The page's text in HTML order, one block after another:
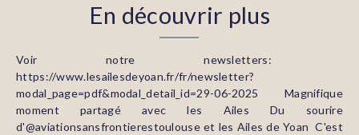
En découvrir plus
Voir notre newsletters:
https://www.lesailesdeyoan.fr/fr/newsletter?
modal_page=pdf&modal_detail_id=29-06-2025 Magnifique
moment partagé avec les Ailes Du sourire
d'@aviationsansfrontierestoulouse et les Ailes de Yoan C'est